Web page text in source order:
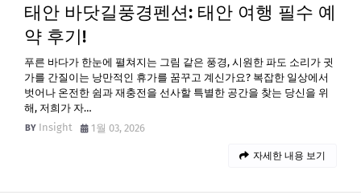
태안 바닷길풍경펜션: 태안 여행 필수 예
약 후기!
푸른 바다가 한눈에 펼쳐지는 그림 같은 풍경, 시원한 파도 소리가 귓
가를 간질이는 낭만적인 휴가를 꿈꾸고 계신가요? 복잡한 일상에서
벗어나 온전한 쉼과 재충전을 선사할 특별한 공간을 찾는 당신을 위
해, 저희가 자…
Insight
1월 03, 2026
자세한 내용 보기